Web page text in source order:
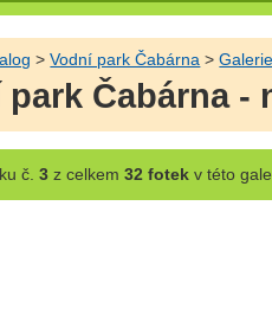
>Vodní park Čabárna >Galerie
park Čabárna -
č. 3z celkem 32 fotekv této